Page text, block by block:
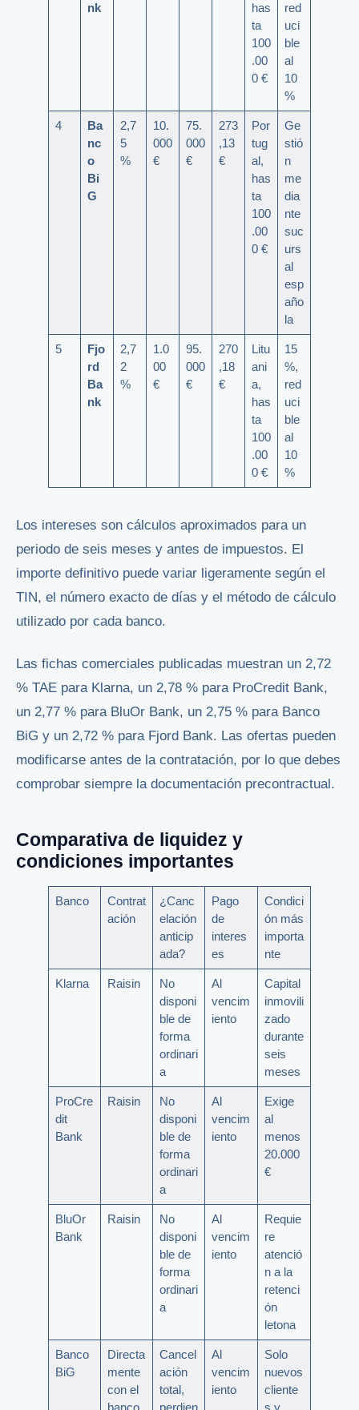
nk
has
ta
100
.00
0 €
red
uci
ble
al
10
%
4
Ba
nc
o
Bi
G
2,7
5
%
10.
000
€
75.
000
€
273
,13
€
Por
tug
al,
has
ta
100
.00
0 €
Ge
stió
n
me
dia
nte
suc
urs
al
esp
año
la
5
Fjo
rd
Ba
nk
2,7
2
%
1.0
00
€
95.
000
€
270
,18
€
Litu
ani
a,
has
ta
100
.00
0 €
15
%,
red
uci
ble
al
10
%
Los intereses son cálculos aproximados para un
periodo de seis meses y antes de impuestos. El
importe definitivo puede variar ligeramente según el
TIN, el número exacto de días y el método de cálculo
utilizado por cada banco.
Las fichas comerciales publicadas muestran un 2,72
% TAE para Klarna, un 2,78 % para ProCredit Bank,
un 2,77 % para BluOr Bank, un 2,75 % para Banco
BiG y un 2,72 % para Fjord Bank. Las ofertas pueden
modificarse antes de la contratación, por lo que debes
comprobar siempre la documentación precontractual.
Comparativa de liquidez y
condiciones importantes
Banco
Contrat
ación
¿Canc
elación
anticip
ada?
Pago
de
interes
es
Condici
ón más
importa
nte
Klarna Raisin
No
disponi
ble de
forma
ordinari
a
Al
vencim
iento
Capital
inmovili
zado
durante
seis
meses
ProCre
dit
Bank
Raisin
No
disponi
ble de
forma
ordinari
a
Al
vencim
iento
Exige
al
menos
20.000
€
BluOr
Bank
Raisin
No
disponi
ble de
forma
ordinari
a
Al
vencim
iento
Requie
re
atenció
n a la
retenci
ón
letona
Banco
BiG
Directa
mente
con el
Cancel
ación
total,
Al
vencim
iento
Solo
nuevos
cliente